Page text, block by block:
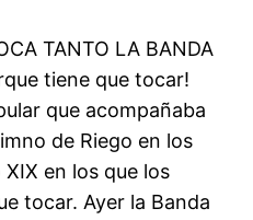
TANTO LA BANDA
tiene que tocar!
que acompañaba
de Riego en los
en los que los
tocar. Ayer la Banda